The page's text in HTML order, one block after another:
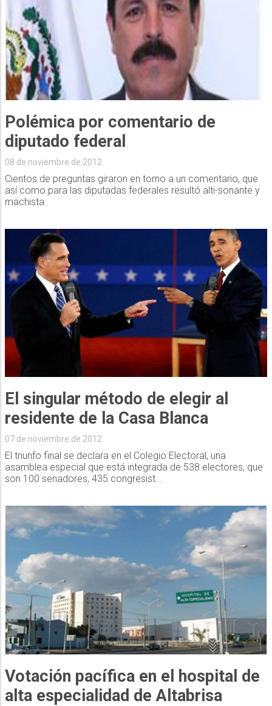
Polémica por comentario de
diputado federal
08 de noviembre de 2012
Cientos de preguntas giraron en torno a un comentario, que
así como para las diputadas federales resultó alti-sonante y
machista
El singular método de elegir al
residente de la Casa Blanca
07 de noviembre de 2012
El triunfo final se declara en el Colegio Electoral, una
asamblea especial que está integrada de 538 electores, que
son 100 senadores, 435 congresist...
Votación pacífica en el hospital de
alta especialidad de Altabrisa